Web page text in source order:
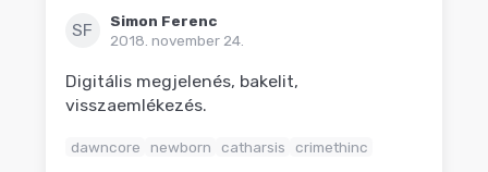
SF
Simon Ferenc
2018. november 24.
Digitális megjelenés, bakelit,
visszaemlékezés.
dawncore newborn catharsis crimethinc